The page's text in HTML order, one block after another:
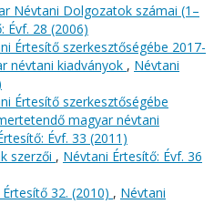
Névtani Dolgozatok számai (1–
Évf. 28 (2006)
Értesítő szerkesztőségébe 2017-
névtani kiadványok , Névtani
Értesítő szerkesztőségébe
magyar névtani
Évf. 33 (2011)
szerzői , Névtani Értesítő: Évf. 36
32. (2010) , Névtani